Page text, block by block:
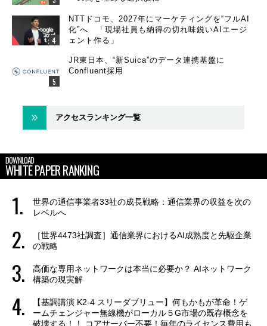
NTTドコモ、2027年にマーケティングを“フルAI
化”へ 「現場社員も納得の切れ味鋭いAIエージ
ェント作る」
JR東日本、“新Suica”のデータ連携基盤に
Confluent採用
アクセスランキング一覧
DOWNLOAD
WHITE PAPER RANKING
世界の通信事業者33社の成長戦略：通信業界の収益を次の
レベルへ
［世界4473社調査］通信業界におけるAI成熟度と先駆企業
の戦略
高価な専用ネットワークは本当に必要か？ AIネットワーク
構築の現実解
【基調講演 K2-4 スリーダブリュー】何もかもが革命！ゲ
ームチェンジャー無線機がローカル５G市場の既存概念を
破壊する！！ コアサーバー不要！毎年のライセンス費用も